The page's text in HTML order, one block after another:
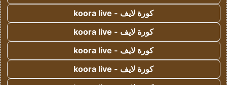
كورة لايف - koora live
كورة لايف - koora live
كورة لايف - koora live
كورة لايف - koora live